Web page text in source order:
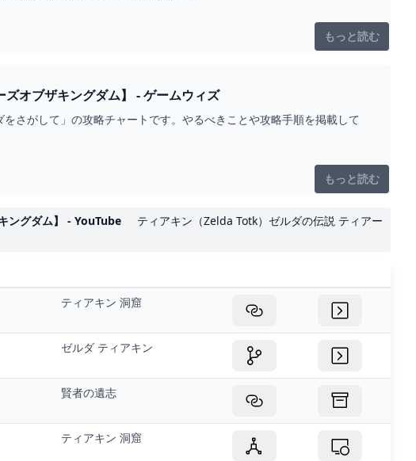
もっと読む
ズオブザキングダム】 - ゲームウィズ
さがして」の攻略チャートです。やるべきことや攻略手順を掲載して
もっと読む
ングダム】 - YouTube
ティアキン（Zelda Totk）ゼルダの伝説 ティアー
ティアキン 洞窟
ゼルダ ティアキン
賢者の遺志
ティアキン 洞窟